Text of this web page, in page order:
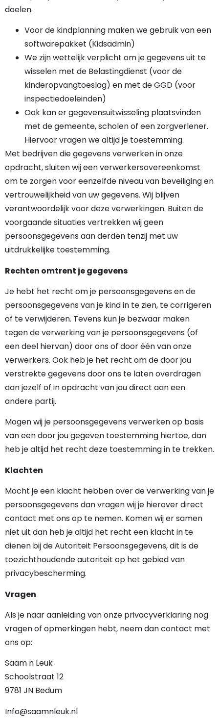
doelen.
Voor de kindplanning maken we gebruik van een
softwarepakket (Kidsadmin)
We zijn wettelijk verplicht om je gegevens uit te
wisselen met de Belastingdienst (voor de
kinderopvangtoeslag) en met de GGD (voor
inspectiedoeleinden)
Ook kan er gegevensuitwisseling plaatsvinden
met de gemeente, scholen of een zorgverlener.
Hiervoor vragen we altijd je toestemming.
Met bedrijven die gegevens verwerken in onze
opdracht, sluiten wij een verwerkersovereenkomst
om te zorgen voor eenzelfde niveau van beveiliging en
vertrouwelijkheid van uw gegevens. Wij blijven
verantwoordelijk voor deze verwerkingen. Buiten de
voorgaande situaties vertrekken wij geen
persoonsgegevens aan derden tenzij met uw
uitdrukkelijke toestemming.
Rechten omtrent je gegevens
Je hebt het recht om je persoonsgegevens en de
persoonsgegevens van je kind in te zien, te corrigeren
of te verwijderen. Tevens kun je bezwaar maken
tegen de verwerking van je persoonsgegevens (of
een deel hiervan) door ons of door één van onze
verwerkers. Ook heb je het recht om de door jou
verstrekte gegevens door ons te laten overdragen
aan jezelf of in opdracht van jou direct aan een
andere partij.
Mogen wij je persoonsgegevens verwerken op basis
van een door jou gegeven toestemming hiertoe, dan
heb je altijd het recht deze toestemming in te trekken.
Klachten
Mocht je een klacht hebben over de verwerking van je
persoonsgegevens dan vragen wij je hierover direct
contact met ons op te nemen. Komen wij er samen
niet uit dan heb je altijd het recht een klacht in te
dienen bij de Autoriteit Persoonsgegevens, dit is de
toezichthoudende autoriteit op het gebied van
privacybescherming.
Vragen
Als je naar aanleiding van onze privacyverklaring nog
vragen of opmerkingen hebt, neem dan contact met
ons op:
Saam n Leuk
Schoolstraat 12
9781 JN Bedum
Info@saamnleuk.nl